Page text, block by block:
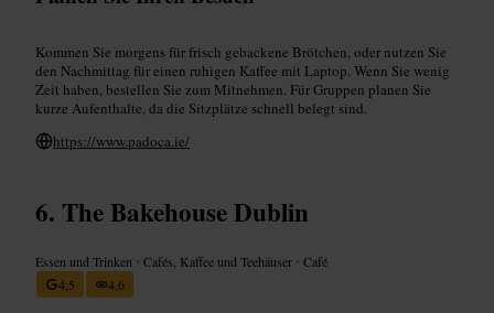
Kommen Sie morgens für frisch gebackene Brötchen, oder nutzen Sie
den Nachmittag für einen ruhigen Kaffee mit Laptop. Wenn Sie wenig
Zeit haben, bestellen Sie zum Mitnehmen. Für Gruppen planen Sie
kurze Aufenthalte, da die Sitzplätze schnell belegt sind.
https://www.padoca.ie/
The Bakehouse Dublin
Essen und Trinken •Cafés, Kaffee und Teehäuser •Café
4,5
4,6